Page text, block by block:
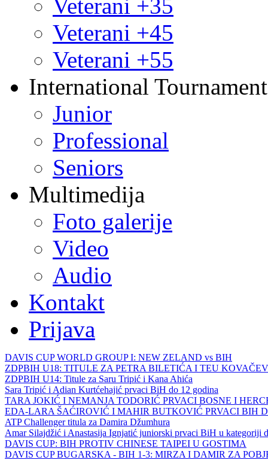
Veterani +35
Veterani +45
Veterani +55
International
Junior
Professional
Seniors
Multimedija
Foto galerije
Video
Audio
Kontakt
Prijava
DAVIS CUP WORLD GROUP I: NEW ZELAND vs BIH
ZDPBIH U18: TITULE ZA PETRA BILETIĆA I TEU
ZDPBIH U14: Titule za Saru Tripić i Kana Ahića
Sara Tripić i Adian Kurtćehajić prvaci BiH do 12 godina
TARA JOKIĆ I NEMANJA TODORIĆ PRVACI BOSNE I
EDA-LARA ŠAĆIROVIĆ I MAHIR BUTKOVIĆ PRVACI BIH
ATP Challenger titula za Damira Džumhura
Amar Silajdžić i Anastasija Ignjatić juniorski prvaci BiH u kategoriji
DAVIS CUP: BIH PROTIV CHINESE TAIPEI U GOSTIMA
DAVIS CUP BUGARSKA - BIH 1-3: MIRZA I DAMIR ZA